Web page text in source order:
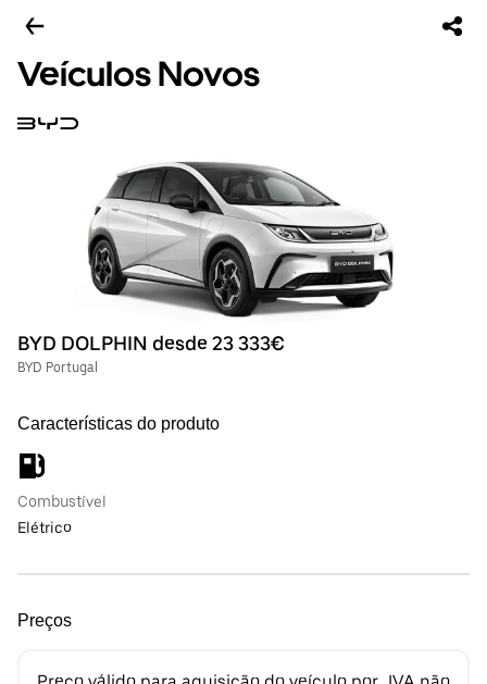
Veículos Novos
BYD DOLPHIN desde 23 333€
BYD Portugal
Características do produto
Combustível
Elétrico
Preços